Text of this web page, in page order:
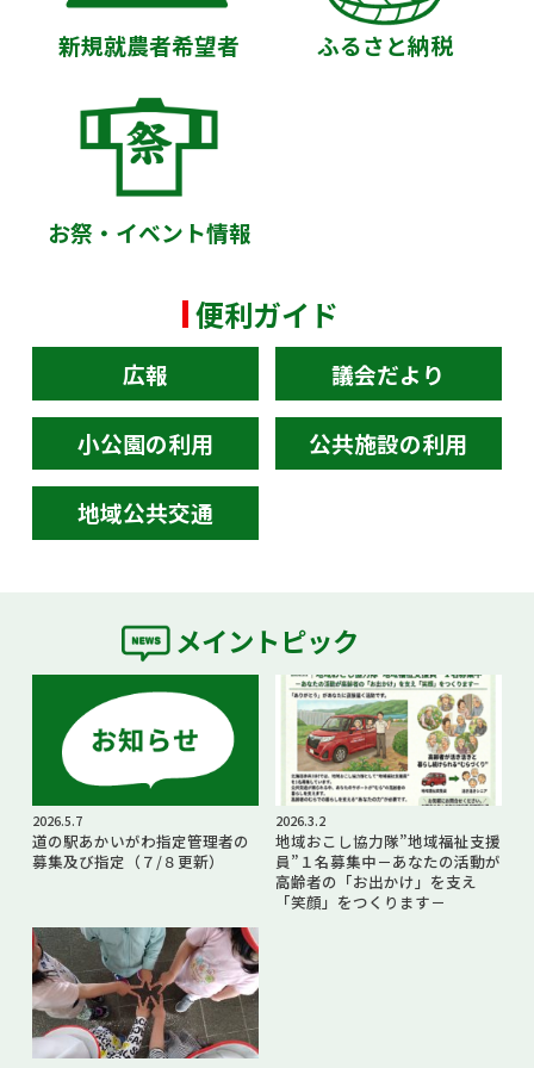
新規就農者希望者 ふるさと納税
お祭・イベント情報
便利ガイド
広報 議会だより
小公園の利用 公共施設の利用
地域公共交通
メイントピック
2026.5.7
道の駅あかいがわ指定管理者の
募集及び指定（７/８更新）
2026.3.2
地域おこし協力隊”地域福祉支援
員”１名募集中－あなたの活動が
高齢者の「お出かけ」を支え
「笑顔」をつくります－